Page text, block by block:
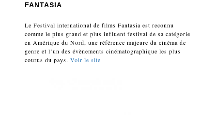
FANTASIA
Le Festival international de films Fantasia est reconnu
comme le plus grand et plus influent festival de sa catégorie
en Amérique du Nord, une référence majeure du cinéma de
genre et l’un des évènements cinématographique les plus
courus du pays. Voir le site